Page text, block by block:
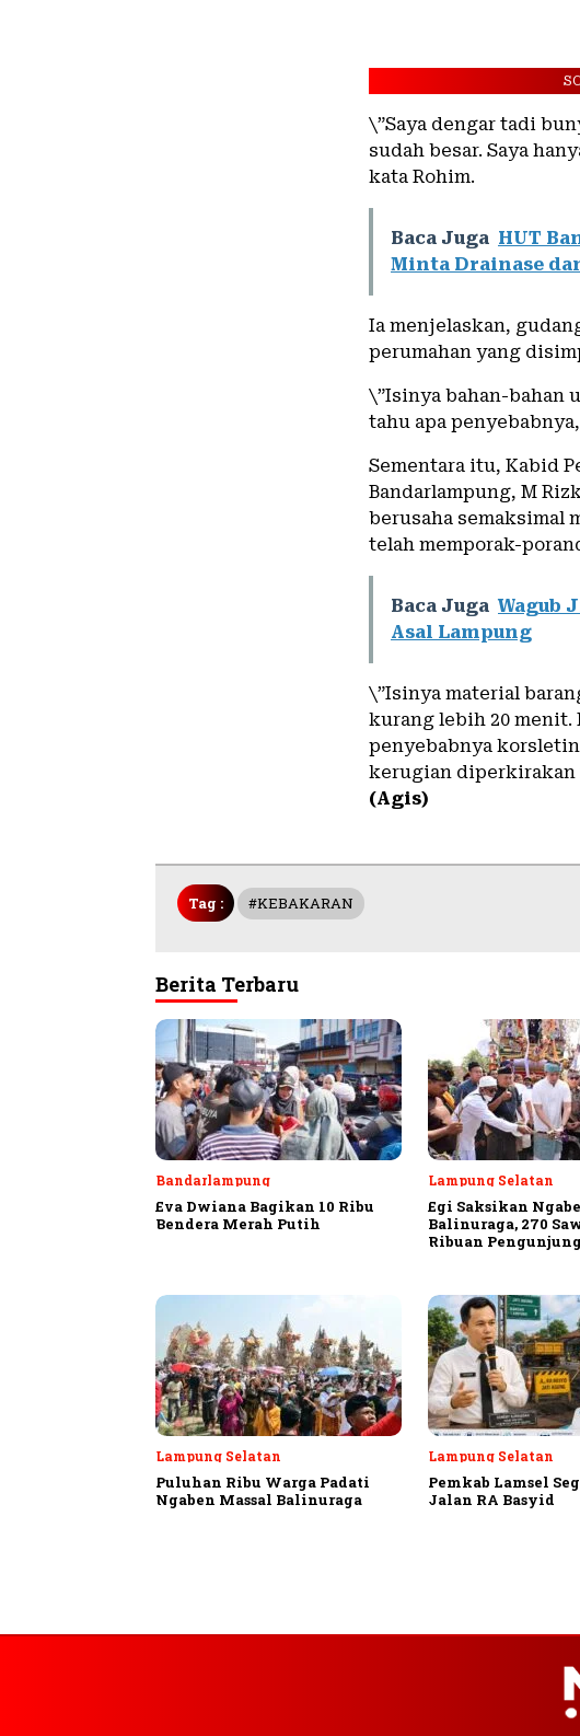
\”Saya dengar tadi
sudah besar. Saya
kata Rohim.
Baca Juga HUT
Minta Drainase
Ia menjelaskan,
perumahan yang
\”Isinya bahan-bahan
tahu apa
Sementara itu, Kabid
Bandarlampung, M
berusaha semaksimal
telah memporak-
Baca Juga Wagub
Asal Lampung
\”Isinya material
kurang lebih 20
penyebabnya
kerugian diperkirakan
(Agis)
Tag : #KEBAKARAN
Berita Terbaru
Bandarlampung
Eva Dwiana Bagikan 10 Ribu
Bendera Merah Putih
Lampung Selatan
Egi Saksikan
Balinuraga, 270
Ribuan Pengunjung
Lampung Selatan
Puluhan Ribu Warga Padati
Ngaben Massal Balinuraga
Lampung Selatan
Pemkab Lamsel
Jalan RA Basyid